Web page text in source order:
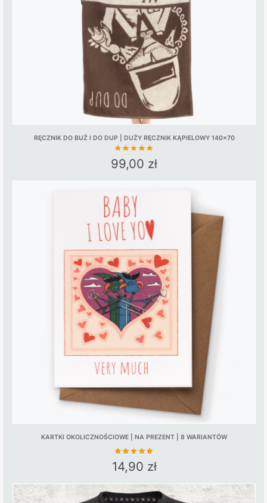
RĘCZNIK DO BUŹ I DO DUP | DUŻY RĘCZNIK KĄPIELOWY 140×70
99,00 zł
KARTKI OKOLICZNOŚCIOWE | NA PREZENT | 8 WARIANTÓW
14,90 zł
This
product